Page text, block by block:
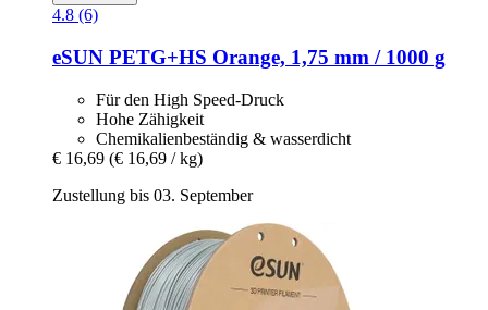
4.8 (6)
eSUN PETG+HS Orange, 1,75 mm / 1000 g
Für den High Speed-Druck
Hohe Zähigkeit
Chemikalienbeständig & wasserdicht
€ 16,69 (€ 16,69 / kg)
Zustellung bis 03. September